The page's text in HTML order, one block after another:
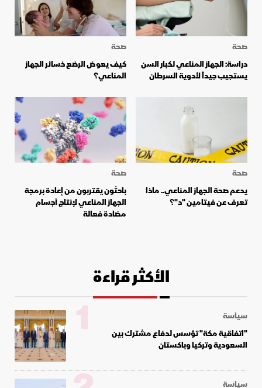
صحة
دراسة: الجهاز المناعي لكبار السن
يستجيب جيداً لأدوية السرطان
صحة
كيف يعوض الرضع خسائر الجهاز
المناعي؟
صحة
يدعم صحة الجهاز المناعي.. ماذا
تعرف عن فيتامين "د"؟
صحة
باحثون يقتربون من إعادة برمجة
الجهاز المناعي لإنتاج أجسام
مضادة فعالة
الأكثر قراءة
سياسة
"اتفاقية مكة" تؤسس لدفاع مشترك بين
السعودية وتركيا وباكستان
1
سياسة